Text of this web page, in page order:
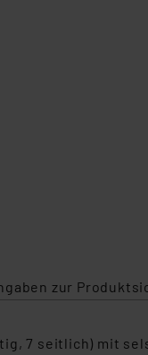
zur
7 seitlich) mit